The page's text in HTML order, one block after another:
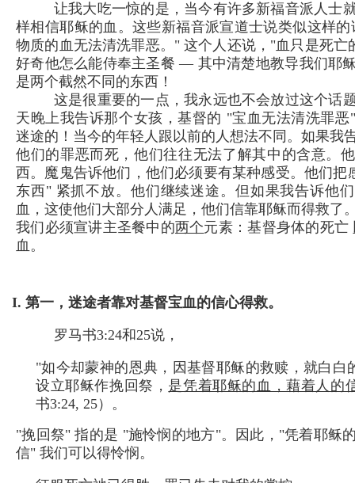
让我大吃一惊的是，当今有许多新福音派人士
样相信耶稣的血。这些新福音派宣道士说类似这样
物质的血无法清洗罪恶。" 这个人还说，"血只是死亡
好奇他怎么能侍奉主圣餐 — 其中清楚地教导我们耶
是两个截然不同的东西！
这是很重要的一点，我永远也不会放过这个话
天晚上我告诉那个女孩，基督的 "宝血无法清洗罪恶
迷途的！当今的年轻人跟以前的人想法不同。如果我
他们的罪恶而死，他们往往无法了解其中的含意。
西。魔鬼告诉他们，他们必须要有某种感受。他们把
东西" 紧抓不放。他们继续迷途。但如果我告诉他
血，这使他们大部分人满足，他们信靠耶稣而得救了
我们必须宣讲主圣餐中的两个元素：基督身体的死亡
血。
I. 第一，迷途者靠对基督宝血的信心得救。
罗马书3:24和25说，
"如今却蒙神的恩典，因基督耶稣的救赎，就白白
设立耶稣作挽回祭， 是凭着耶稣的血，藉着人的
书3:24, 25）。
"挽回祭" 指的是 "施怜悯的地方"。因此，"凭着耶稣
信" 我们可以得怜悯。